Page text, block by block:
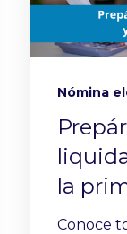
Nómina
la
Conoce